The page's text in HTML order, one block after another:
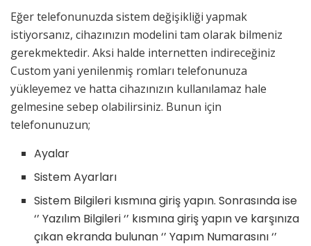
Eğer telefonunuzda sistem değişikliği yapmak
istiyorsanız, cihazınızın modelini tam olarak bilmeniz
gerekmektedir. Aksi halde internetten indireceğiniz
Custom yani yenilenmiş romları telefonunuza
yükleyemez ve hatta cihazınızın kullanılamaz hale
gelmesine sebep olabilirsiniz. Bunun için
telefonunuzun;
Ayalar
Sistem Ayarları
Sistem Bilgileri kısmına giriş yapın. Sonrasında ise
‘’ Yazılım Bilgileri ‘’ kısmına giriş yapın ve karşınıza
çıkan ekranda bulunan ‘’ Yapım Numarasını ‘’